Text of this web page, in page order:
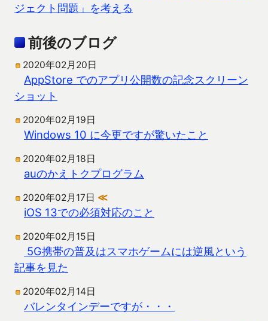
ジェクト問題」を考える
前後のブログ
2020年02月20日
AppStore でのアプリ公開数の記念スクリーン
ショット
2020年02月19日
Windows 10 に今更ですが驚いたこと
2020年02月18日
auのかえトクプログラム
2020年02月17日 ≪
iOS 13での必須対応のこと
2020年02月15日
5G携帯の普及はスマホゲームには逆風という
記事を見た
2020年02月14日
バレンタインデーですが・・・